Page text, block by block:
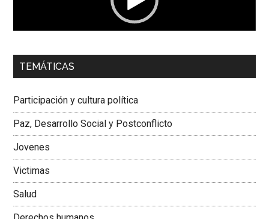
00:00 01:04
Dra. Carolina Corcho Mejía,Presidenta Corporación
Colombiana
TEMÁTICAS
Participación y cultura política
Paz, Desarrollo Social y Postconflicto
Jovenes
Victimas
Salud